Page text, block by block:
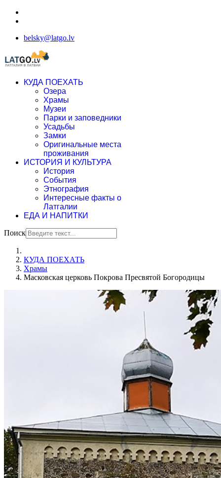
belsky@latgo.lv
КУДА ПОЕХАТЬ
Озера
Храмы
Музеи
Парки и заповедники
Усадьбы
Замки
Оригинальные места
проживания
ИСТОРИЯ И КУЛЬТУРА
История
События
Этнография
Интересные факты о
Латгалии
ЕДА И НАПИТКИ
Поиск
КУДА ПОЕХАТЬ
Храмы
Масковская церковь Покрова Пресвятой Богородицы